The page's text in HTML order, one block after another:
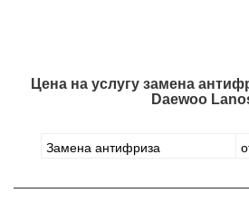
Цена на услугу замена
Daewoo
Замена антифриза